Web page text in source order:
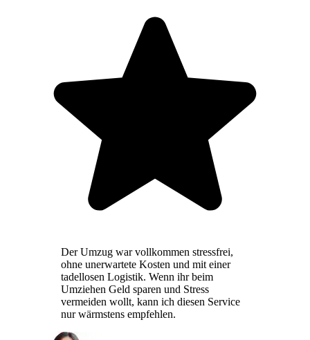
Der Umzug war vollkommen stressfrei,
ohne unerwartete Kosten und mit einer
tadellosen Logistik. Wenn ihr beim
Umziehen Geld sparen und Stress
vermeiden wollt, kann ich diesen Service
nur wärmstens empfehlen.